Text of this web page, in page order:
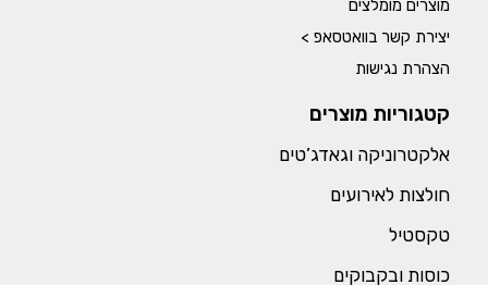
מוצרים מומלצים
יצירת קשר בוואטסאפ >
הצהרת נגישות
קטגוריות מוצרים
אלקטרוניקה וגאדג’טים
חולצות לאירועים
טקסטיל
כוסות ובקבוקים